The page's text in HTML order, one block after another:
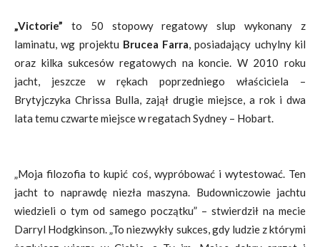
„Victorie” to 50 stopowy regatowy slup wykonany z
laminatu, wg projektu Brucea Farra, posiadający uchylny kil
oraz kilka sukcesów regatowych na koncie. W 2010 roku
jacht, jeszcze w rękach poprzedniego właściciela –
Brytyjczyka Chrissa Bulla, zajął drugie miejsce, a rok i dwa
lata temu czwarte miejsce w regatach Sydney – Hobart.
„Moja filozofia to kupić coś, wypróbować i wytestować. Ten
jacht to naprawdę niezła maszyna. Budowniczowie jachtu
wiedzieli o tym od samego początku” – stwierdził na mecie
Darryl Hodgkinson. „To niezwykły sukces, gdy ludzie z którymi